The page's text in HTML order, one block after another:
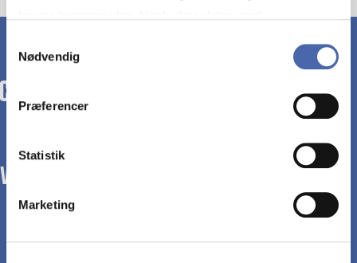
markedsføring. Du bestemmer selv - og kan altid trække
Nødvendig
Præferencer
Statistik
Marketing
WE TRANSFORM SOCIETY WITH BUSINESS.